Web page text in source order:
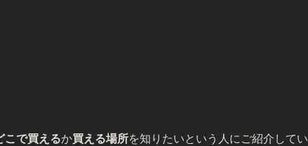
こで買えるか買える場所を知りたいという人にご紹介してい